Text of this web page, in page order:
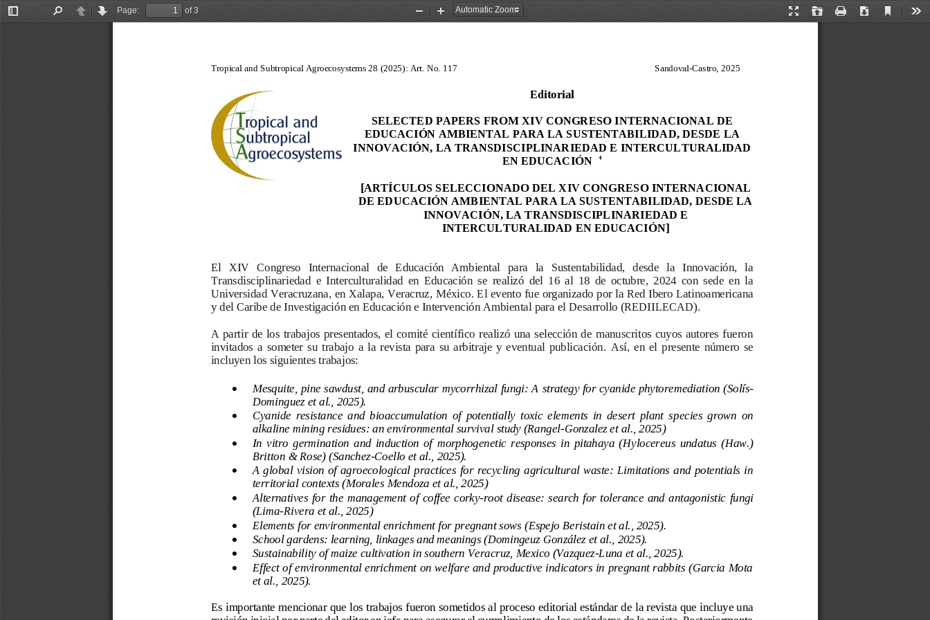
Toggle
PreviousNext
Page:
of 3
Presentation
Open Print Download
Current
Zoom
Zoom
Tropical and Subtropical Agroecosystems 28 (2025): Art. No. 117 Sandoval-Castro, 2025
Editorial
SELECTED PAPERS FROM XIV CONGRESO INTERNACIONAL DE
EDUCACIÓN AMBIENTAL PARA LA SUSTENTABILIDAD, DESDE LA
INNOVACIÓN, LA TRANSDISCIPLINARIEDAD E INTERCULTURALIDAD
EN EDUCACIÓN
†
[ARTÍCULOS SELECCIONADO DEL XIV CONGRESO INTERNACIONAL
DE EDUCACIÓN AMBIENTAL PARA LA SUSTENTABILIDAD, DESDE LA
INNOVACIÓN, LA TRANSDISCIPLINARIEDAD E
INTERCULTURALIDAD EN EDUCACIÓN]
El   XIV   Congreso   Internacional   de   Educación   Ambiental   para   la   Sustentabilidad,   desde   la   Innovación,   la
Transdisciplinariedad  e  Interculturalidad  en  Educación se  realizó del  16  al  18  de  octubre,  2024  con  sede  en  la
Universidad Veracruzana, en Xalapa, Veracruz, México. El evento fue organizado por la Red Ibero Latinoamericana
y del Caribe de Investigación en Educación e Intervención Ambiental para el Desarrollo (REDIILECAD).
A partir de los trabajos presentados, el comité científico realizó una  selección de  manuscritos cuyos autores fueron
invitados  a  someter  su  trabajo  a  la  revista  para  su  arbitraje  y  eventual  publicación. Así,  en  el  presente  número  se
incluyen los siguientes trabajos:
 Mesquite, pine sawdust, and arbuscular mycorrhizal fungi: A strategy for cyanide phytoremediation (Solís-
Dominguez et al., 2025).

Cyanide  resistance  and  bioaccumulation  of  potentially  toxic  elements  in  desert  plant  species  grown  on
alkaline mining residues: an environmental survival study (Rangel-Gonzalez et al., 2025)

In  vitro germination  and  induction  of  morphogenetic  responses  in  pitahaya  (Hylocereus  undatus (Haw.)
Britton & Rose) (Sanchez-Coello et al., 2025).

A global vision of agroecological practices for recycling agricultural waste: Limitations and potentials in
territorial contexts (Morales Mendoza et al., 2025)

Alternatives for the  management of coffee  corky-root disease: search for tolerance and antagonistic fungi
(Lima-Rivera et al., 2025)

Elements for environmental enrichment for pregnant sows (Espejo Beristain et al., 2025).

School gardens: learning, linkages and meanings (Domingeuz González et al., 2025).

Sustainability of maize cultivation in southern Veracruz, Mexico (Vazquez-Luna et al., 2025).

Effect of environmental enrichment on welfare and productive indicators in pregnant rabbits (Garcia Mota
et al., 2025).
Es importante mencionar que los trabajos fueron sometidos al proceso editorial estándar de la revista que incluye una